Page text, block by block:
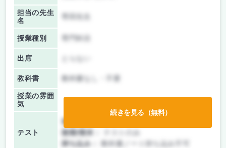
担当の先生
名
授業種別
出席
教科書 教科書なし・不要
授業の雰囲
気
テスト
前期/中間：
後期/期末：
持ち込み：
教科書ノート持ち込み不可
続きを見る（無料）